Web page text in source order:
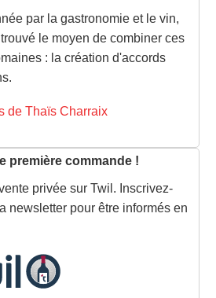
par la gastronomie et le vin,
le moyen de combiner ces
: la création d'accords
de Thaïs Charraix
première commande !
privée sur Twil. Inscrivez-
newsletter pour être informés en